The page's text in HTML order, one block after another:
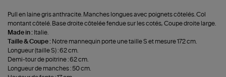
Pull en laine gris anthracite. Manches longues avec poignets côtelés. Col
montant côtelé. Base droite côtelée fendue sur les cotés, Coupe droite large.
Made in : Italie.
Taille & Coupe : Notre mannequin porte une taille S et mesure 172 cm.
Longueur (taille S) : 62 cm.
Demi-tour de poitrine : 62 cm.
Longueur de manches : 50 cm.